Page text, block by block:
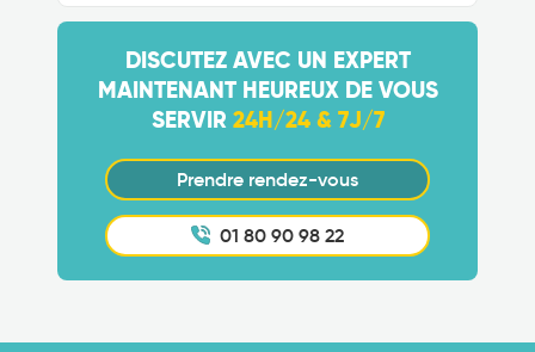
DISCUTEZ AVEC UN EXPERT
MAINTENANT HEUREUX DE VOUS
SERVIR 24H/24 & 7J/7
Prendre rendez-vous
01 80 90 98 22